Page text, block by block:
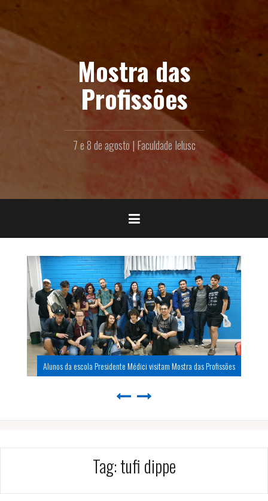
Skip
content
Mostra das
Profissões
7 e 8 de agosto | Faculdade Ielusc
Alunos da escola Presidente Médici visitam Mostra das Profissões
Tag:tufi dippe